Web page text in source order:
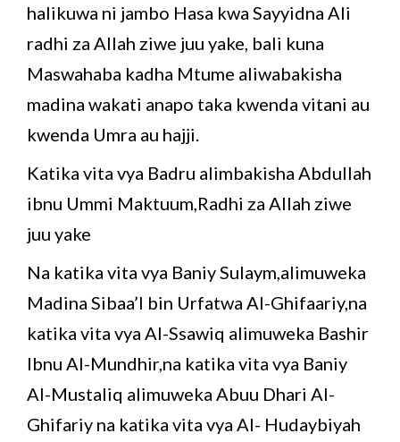
halikuwa ni jambo Hasa kwa Sayyidna Ali
radhi za Allah ziwe juu yake, bali kuna
Maswahaba kadha Mtume aliwabakisha
madina wakati anapo taka kwenda vitani au
kwenda Umra au hajji.
Katika vita vya Badru alimbakisha Abdullah
ibnu Ummi Maktuum,Radhi za Allah ziwe
juu yake
Na katika vita vya Baniy Sulaym,alimuweka
Madina Sibaa’I bin Urfatwa Al-Ghifaariy,na
katika vita vya Al-Ssawiq alimuweka Bashir
Ibnu Al-Mundhir,na katika vita vya Baniy
Al-Mustaliq alimuweka Abuu Dhari Al-
Ghifariy na katika vita vya Al- Hudaybiyah